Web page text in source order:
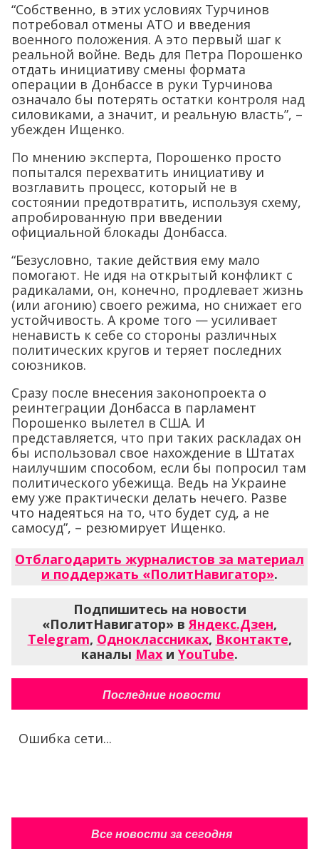
“Собственно, в этих условиях Турчинов
потребовал отмены АТО и введения
военного положения. А это первый шаг к
реальной войне. Ведь для Петра Порошенко
отдать инициативу смены формата
операции в Донбассе в руки Турчинова
означало бы потерять остатки контроля над
силовиками, а значит, и реальную власть”, –
убежден Ищенко.
По мнению эксперта, Порошенко просто
попытался перехватить инициативу и
возглавить процесс, который не в
состоянии предотвратить, используя схему,
апробированную при введении
официальной блокады Донбасса.
“Безусловно, такие действия ему мало
помогают. Не идя на открытый конфликт с
радикалами, он, конечно, продлевает жизнь
(или агонию) своего режима, но снижает его
устойчивость. А кроме того — усиливает
ненависть к себе со стороны различных
политических кругов и теряет последних
союзников.
Сразу после внесения законопроекта о
реинтеграции Донбасса в парламент
Порошенко вылетел в США. И
представляется, что при таких раскладах он
бы использовал свое нахождение в Штатах
наилучшим способом, если бы попросил там
политического убежища. Ведь на Украине
ему уже практически делать нечего. Разве
что надеяться на то, что будет суд, а не
самосуд”, – резюмирует Ищенко.
Отблагодарить журналистов за материал
и поддержать «ПолитНавигатор».
Подпишитесь на новости
«ПолитНавигатор» вЯндекс.Дзен,
Telegram, Одноклассниках, Вконтакте,
каналы Max и YouTube.
Последние новости
Ошибка сети...
Все новости за сегодня